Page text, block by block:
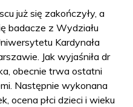
już się zakończyły, a
badacze z Wydziału
Kardynała
Jak wyjaśniła dr
obecnie trwa ostatni
Następnie wykonana
ocena płci dzieci i wieku